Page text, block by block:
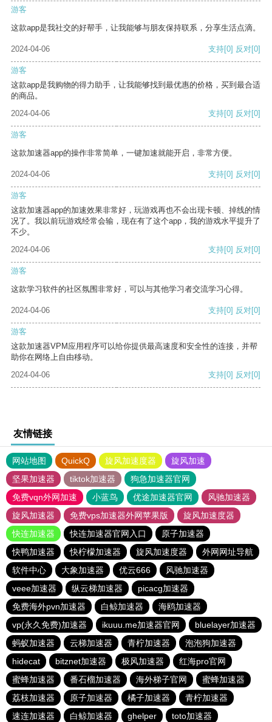
游客
这款app是我社交的好帮手，让我能够与朋友保持联系，分享生活点滴。
2024-04-06 支持[0] 反对[0]
游客
这款app是我购物的得力助手，让我能够找到最优惠的价格，买到最合适
的商品。
2024-04-06
支持[0] 反对[0]
游客
这款加速器app的操作非常简单，一键加速就能开启，非常方便。
2024-04-06 支持[0] 反对[0]
游客
这款加速器app的加速效果非常好，玩游戏再也不会出现卡顿、掉线的情
况了。我以前玩游戏经常会输，现在有了这个app，我的游戏水平提升了
不少。
2024-04-06
支持[0] 反对[0]
游客
这款学习软件的社区氛围非常好，可以与其他学习者交流学习心得。
2024-04-06 支持[0] 反对[0]
游客
这款加速器VPM应用程序可以给你提供最高速度和安全性的连接，并帮
助你在网络上自由移动。
2024-04-06
支持[0] 反对[0]
友情链接
网站地图 QuickQ 旋风加速度器
旋风加速
坚果加速器
tiktok加速器
狗急加速器官网
免费vqn外网加速
小蓝鸟 优途加速器官网
风驰加速器
旋风加速器
免费vps加速器外网苹果版
旋风加速度器
快连加速器
快连加速器官网入口
原子加速器
快鸭加速器
快柠檬加速器 旋风加速度器
外网网址导航
软件中心
大象加速器 优云666
风驰加速器
veee加速器
纵云梯加速器
picacg加速器
免费海外pvn加速器
白鲸加速器
海鸥加速器
vp(永久免费)加速器
ikuuu.me加速器官网
bluelayer加速器
蚂蚁加速器
云梯加速器 青柠加速器
泡泡狗加速器
hidecat
bitznet加速器 极风加速器
红海pro官网
蜜蜂加速器
番石榴加速器 海外梯子官网
蜜蜂加速器
荔枝加速器
原子加速器 橘子加速器
青柠加速器
速连加速器
白鲸加速器 ghelper toto加速器